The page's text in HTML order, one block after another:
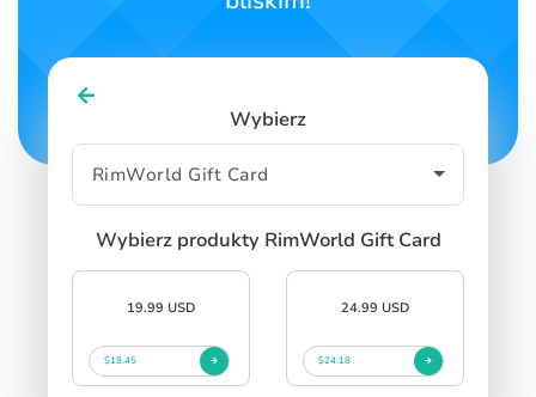
Wybierz
Wybierz produkty RimWorld Gift Card
19.99 USD
$18.45
24.99 USD
$24.18